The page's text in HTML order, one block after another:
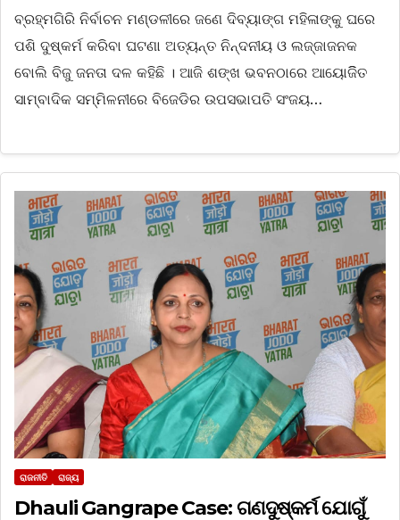
ବ୍ରହ୍ମଗିରି ନିର୍ବାଚନ ମଣ୍ଡଳୀରେ ଜଣେ ଦିବ୍ୟାଙ୍ଗ ମହିଳାଙ୍କୁ ଘରେ
ପଶି ଦୁଷ୍କର୍ମ କରିବା ଘଟଣା ଅତ୍ୟନ୍ତ ନିନ୍ଦନୀୟ ଓ ଲଜ୍ଜାଜନକ
ବୋଲି ବିଜୁ ଜନତା ଦଳ କହିଛି । ଆଜି ଶଙ୍ଖ ଭବନଠାରେ ଆୟୋଜିିତ
ସାମ୍ବାଦିକ ସମ୍ମିଳନୀରେ ବିଜେଡିର ଉପସଭାପତି ସଂଜୟ…
ରାଜନୀତି ରାଜ୍ୟ
Dhauli Gangrape Case: ଗଣଦୁଷ୍କର୍ମ ଯୋଗୁଁ